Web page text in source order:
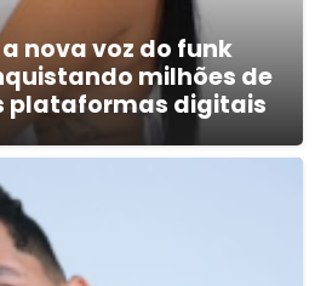
a nova voz do funk
milhões de
plataformas digitais